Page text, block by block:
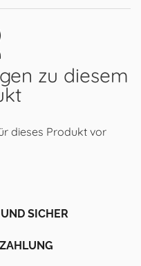
zu diesem
dieses Produkt vor
SICHER